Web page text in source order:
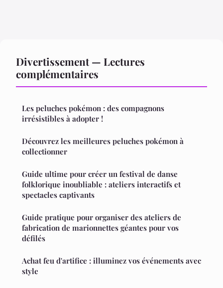
Divertissement — Lectures
complémentaires
Les peluches pokémon : des compagnons
irrésistibles à adopter !
Découvrez les meilleures peluches pokémon à
collectionner
Guide ultime pour créer un festival de danse
folklorique inoubliable : ateliers interactifs et
spectacles captivants
Guide pratique pour organiser des ateliers de
fabrication de marionnettes géantes pour vos
défilés
Achat feu d'artifice : illuminez vos événements avec
style